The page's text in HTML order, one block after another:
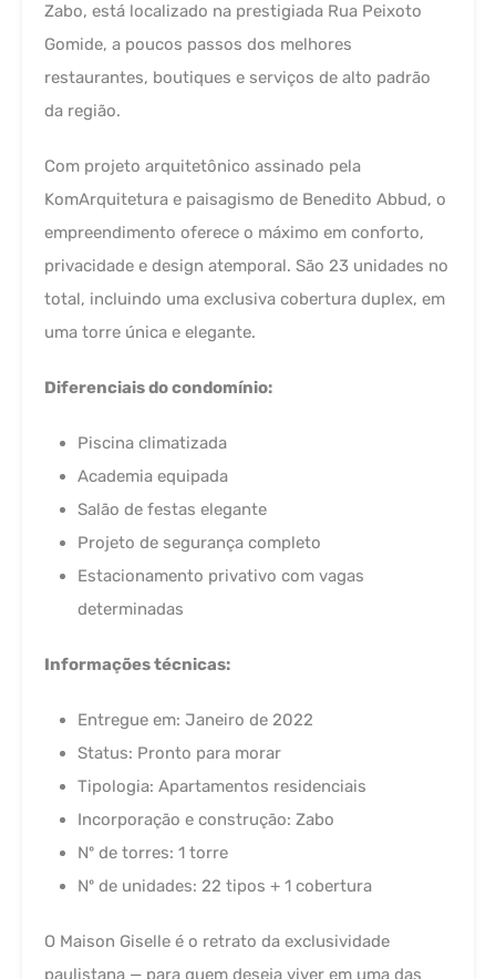
Zabo, está localizado na prestigiada Rua Peixoto
Gomide, a poucos passos dos melhores
restaurantes, boutiques e serviços de alto padrão
da região.
Com projeto arquitetônico assinado pela
KomArquitetura e paisagismo de Benedito Abbud, o
empreendimento oferece o máximo em conforto,
privacidade e design atemporal. São 23 unidades no
total, incluindo uma exclusiva cobertura duplex, em
uma torre única e elegante.
Diferenciais do condomínio:
Piscina climatizada
Academia equipada
Salão de festas elegante
Projeto de segurança completo
Estacionamento privativo com vagas
determinadas
Informações técnicas:
Entregue em: Janeiro de 2022
Status: Pronto para morar
Tipologia: Apartamentos residenciais
Incorporação e construção: Zabo
Nº de torres: 1 torre
Nº de unidades: 22 tipos + 1 cobertura
O Maison Giselle é o retrato da exclusividade
paulistana — para quem deseja viver em uma das